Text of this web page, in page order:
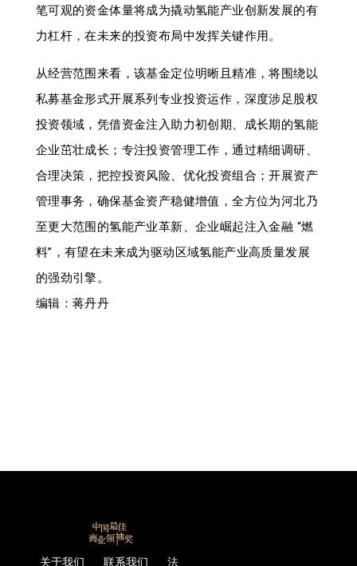
笔可观的资金体量将成为撬动氢能产业创新发展的有
力杠杆，在未来的投资布局中发挥关键作用。
从经营范围来看，该基金定位明晰且精准，将围绕以
私募基金形式开展系列专业投资运作，深度涉足股权
投资领域，凭借资金注入助力初创期、成长期的氢能
企业茁壮成长；专注投资管理工作，通过精细调研、
合理决策，把控投资风险、优化投资组合；开展资产
管理事务，确保基金资产稳健增值，全方位为河北乃
至更大范围的氢能产业革新、企业崛起注入金融 “燃
料”，有望在未来成为驱动区域氢能产业高质量发展
的强劲引擎。
编辑：蒋丹丹
关于我们 联系我们 法